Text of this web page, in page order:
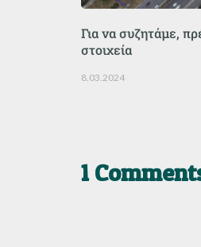
Για να συζητάμε,
στοιχεία
8.03.2024
1